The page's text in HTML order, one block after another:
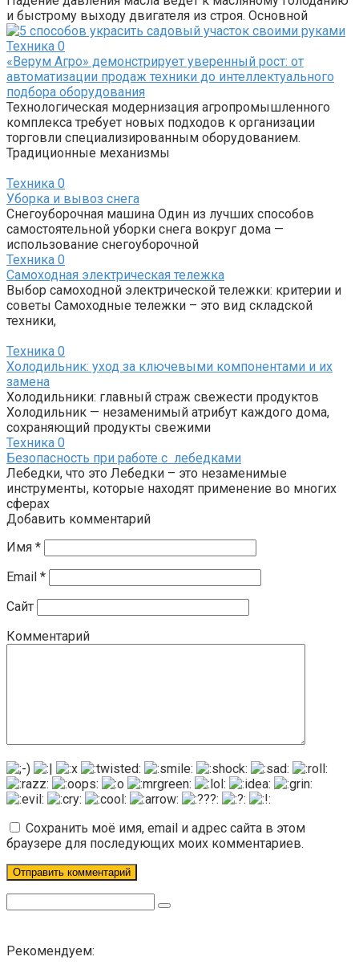
и быстрому выходу двигателя из строя. Основной
Техника 0
«Верум Агро» демонстрирует уверенный рост: от
автоматизации продаж техники до интеллектуального
подбора оборудования
Технологическая модернизация агропромышленного
комплекса требует новых подходов к организации
торговли специализированным оборудованием.
Традиционные механизмы
Техника 0
Уборка и вывоз снега
Снегоуборочная машина Один из лучших способов
самостоятельной уборки снега вокруг дома —
использование снегоуборочной
Техника 0
Самоходная электрическая тележка
Выбор самоходной электрической тележки: критерии и
советы Самоходные тележки – это вид складской
техники,
Техника 0
Холодильник: уход за ключевыми компонентами и их
замена
Холодильники: главный страж свежести продуктов
Холодильник — незаменимый атрибут каждого дома,
сохраняющий продукты свежими
Техника 0
Безопасность при работе с лебедками
Лебедки, что это Лебедки – это незаменимые
инструменты, которые находят применение во многих
сферах
Добавить комментарий
Имя *
Email *
Сайт
Комментарий
Сохранить моё имя, email и адрес сайта в этом
браузере для последующих моих комментариев.
Рекомендуем: